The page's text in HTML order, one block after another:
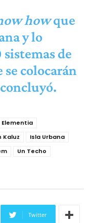
howque
y lo
de
se colocarán
Elementia
Kaluz
Isla Urbana
Un Techo
Twitter